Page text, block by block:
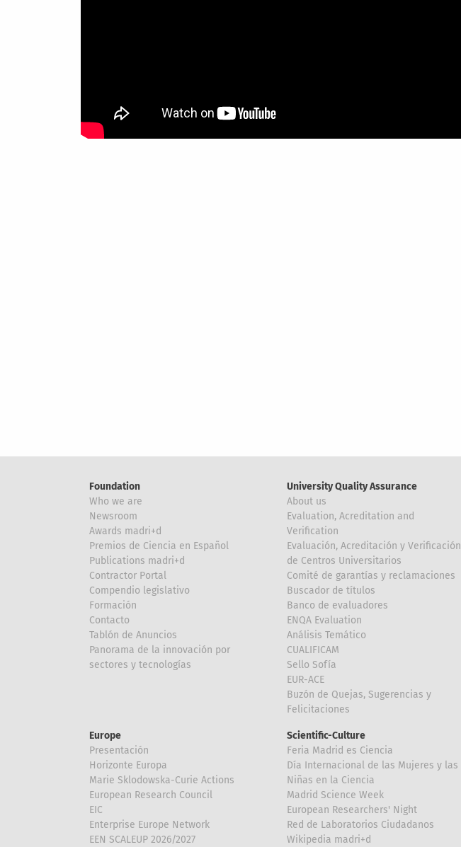
Foundation
Who we are
Newsroom
Awards madri+d
Premios de Ciencia en Español
Publications madri+d
Contractor Portal
Compendio legislativo
Formación
Contacto
Tablón de Anuncios
Panorama de la innovación por
sectores y tecnologías
University Quality Assurance
About us
Evaluation, Acreditation and
Verification
Evaluación, Acreditación y Verificación
de Centros Universitarios
Comité de garantías y reclamaciones
Buscador de títulos
Banco de evaluadores
ENQA Evaluation
Análisis Temático
CUALIFICAM
Sello Sofía
EUR-ACE
Buzón de Quejas, Sugerencias y
Felicitaciones
Europe
Presentación
Horizonte Europa
Marie Sklodowska-Curie Actions
European Research Council
EIC
Enterprise Europe Network
EEN SCALEUP 2026/2027
Scientific-Culture
Feria Madrid es Ciencia
Día Internacional de las Mujeres y las
Niñas en la Ciencia
Madrid Science Week
European Researchers' Night
Red de Laboratorios Ciudadanos
Wikipedia madri+d